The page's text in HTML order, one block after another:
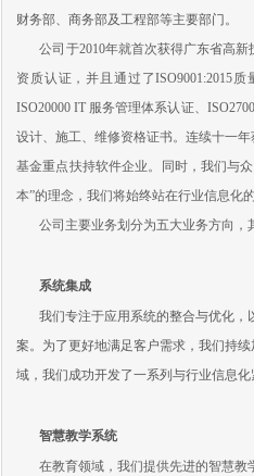
财务部、商务部及工程部等主要部门。
公司于2010年就首次获得广东省高
资质认证，并且通过了ISO9001:2015
ISO20000 IT 服务管理体系认证、
设计、施工、维修资格证书。连续十一
基金重点扶持软件企业。同时，我们与
本”的理念，我们将始终站在行业信息化
公司主要业务划分为五大业务方向，
系统集成
我们专注于应用系统的整合与优化
案。为了更好地满足客户需求，我们持
域，我们成功开发了一系列与行业信息
智慧教学系统
在教育领域，我们提供先进的智慧